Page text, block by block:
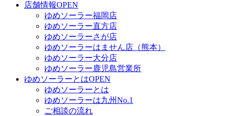
店舗情報OPEN
ゆめソーラー福岡店
ゆめソーラー直方店
ゆめソーラーさが店
ゆめソーラーはません店（熊本）
ゆめソーラー大分店
ゆめソーラー鹿児島営業所
ゆめソーラーとはOPEN
ゆめソーラーとは
ゆめソーラーは九州No.1
ご相談の流れ